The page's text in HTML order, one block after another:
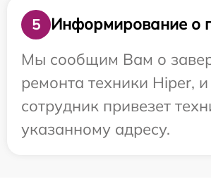
5
Информирование о
Мы сообщим Вам о
ремонта техники Hiper,
сотрудник привезет
указанному адресу.